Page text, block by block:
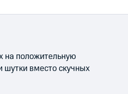
на положительную
шутки вместо скучных